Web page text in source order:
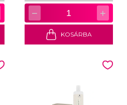
− 1 +
KOSÁRBA